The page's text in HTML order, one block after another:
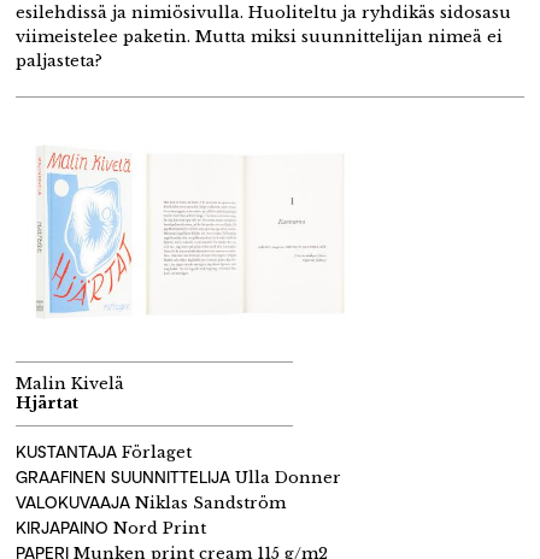
esilehdissä ja nimiösivulla. Huoliteltu ja ryhdikäs sidosasu
viimeistelee paketin. Mutta miksi suunnittelijan nimeä ei
paljasteta?
Malin Kivelä
Hjärtat
KUSTANTAJA Förlaget
GRAAFINEN SUUNNITTELIJA Ulla Donner
VALOKUVAAJA Niklas Sandström
KIRJAPAINO Nord Print
PAPERI Munken print cream 115 g/m2